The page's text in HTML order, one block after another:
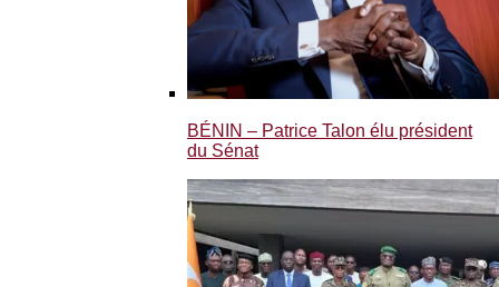
BÉNIN – Patrice Talon élu président
du Sénat